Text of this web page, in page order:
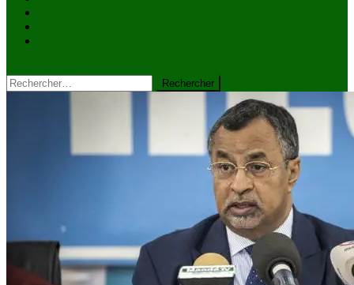
Rechercher :